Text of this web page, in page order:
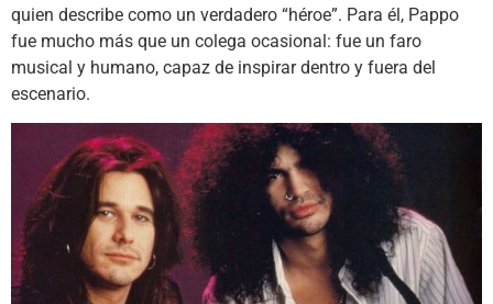
quien describe como un verdadero “héroe”. Para él, Pappo
fue mucho más que un colega ocasional: fue un faro
musical y humano, capaz de inspirar dentro y fuera del
escenario.